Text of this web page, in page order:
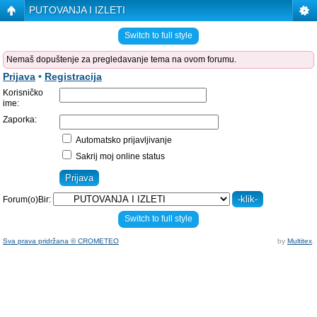
PUTOVANJA I IZLETI
Switch to full style
Nemaš dopuštenje za pregledavanje tema na ovom forumu.
Prijava • Registracija
Korisničko
ime:
Zaporka:
Automatsko prijavljivanje
Sakrij moj online status
Forum(o)Bir:
Switch to full style
Sva prava pridržana © CROMETEO by Multitex